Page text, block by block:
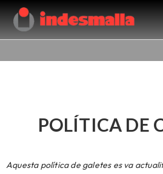
POLÍTICA DE
Aquesta política de galetes es va